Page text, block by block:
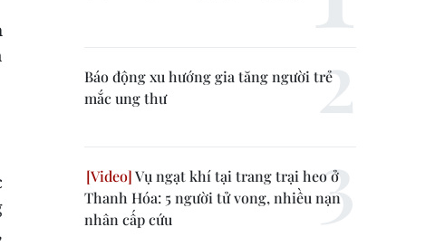
Báo động xu hướng gia tăng người trẻ
mắc ung thư
Vụ ngạt khí tại trang trại heo ở
Thanh Hóa: 5 người tử vong, nhiều nạn
nhân cấp cứu